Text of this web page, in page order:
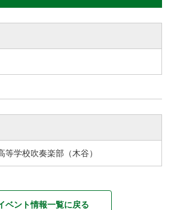
学校吹奏楽部（木谷）
ベント情報一覧に戻る